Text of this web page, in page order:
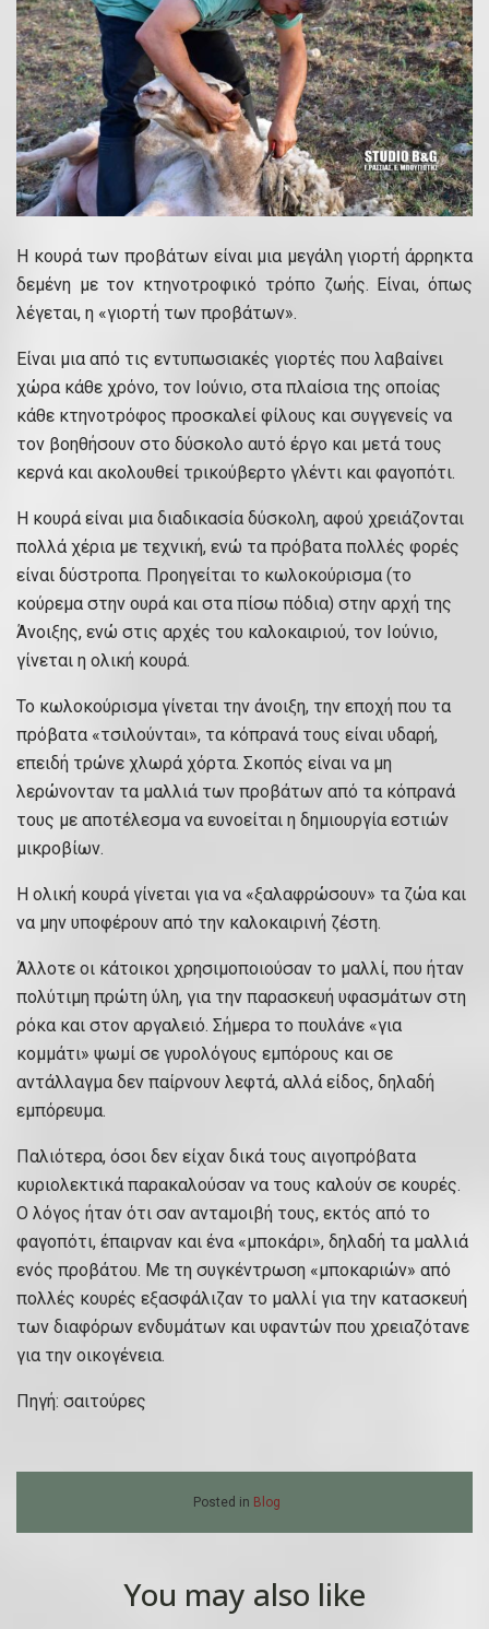
Η κουρά των προβάτων είναι μια μεγάλη γιορτή άρρηκτα
δεμένη με τον κτηνοτροφικό τρόπο ζωής. Είναι, όπως
λέγεται, η «γιορτή των προβάτων».
Είναι μια από τις εντυπωσιακές γιορτές που λαβαίνει
χώρα κάθε χρόνο, τον Ιούνιο, στα πλαίσια της οποίας
κάθε κτηνοτρόφος προσκαλεί φίλους και συγγενείς να
τον βοηθήσουν στο δύσκολο αυτό έργο και μετά τους
κερνά και ακολουθεί τρικούβερτο γλέντι και φαγοπότι.
Η κουρά είναι μια διαδικασία δύσκολη, αφού χρειάζονται
πολλά χέρια με τεχνική, ενώ τα πρόβατα πολλές φορές
είναι δύστροπα. Προηγείται το κωλοκούρισμα (το
κούρεμα στην ουρά και στα πίσω πόδια) στην αρχή της
Άνοιξης, ενώ στις αρχές του καλοκαιριού, τον Ιούνιο,
γίνεται η ολική κουρά.
Το κωλοκούρισμα γίνεται την άνοιξη, την εποχή που τα
πρόβατα «τσιλούνται», τα κόπρανά τους είναι υδαρή,
επειδή τρώνε χλωρά χόρτα. Σκοπός είναι να μη
λερώνονταν τα μαλλιά των προβάτων από τα κόπρανά
τους με αποτέλεσμα να ευνοείται η δημιουργία εστιών
μικροβίων.
Η ολική κουρά γίνεται για να «ξαλαφρώσουν» τα ζώα και
να μην υποφέρουν από την καλοκαιρινή ζέστη.
Άλλοτε οι κάτοικοι χρησιμοποιούσαν το μαλλί, που ήταν
πολύτιμη πρώτη ύλη, για την παρασκευή υφασμάτων στη
ρόκα και στον αργαλειό. Σήμερα το πουλάνε «για
κομμάτι» ψωμί σε γυρολόγους εμπόρους και σε
αντάλλαγμα δεν παίρνουν λεφτά, αλλά είδος, δηλαδή
εμπόρευμα.
Παλιότερα, όσοι δεν είχαν δικά τους αιγοπρόβατα
κυριολεκτικά παρακαλούσαν να τους καλούν σε κουρές.
Ο λόγος ήταν ότι σαν ανταμοιβή τους, εκτός από το
φαγοπότι, έπαιρναν και ένα «μποκάρι», δηλαδή τα μαλλιά
ενός προβάτου. Με τη συγκέντρωση «μποκαριών» από
πολλές κουρές εξασφάλιζαν το μαλλί για την κατασκευή
των διαφόρων ενδυμάτων και υφαντών που χρειαζότανε
για την οικογένεια.
Πηγή: σαιτούρες
Posted in Blog
You may also like